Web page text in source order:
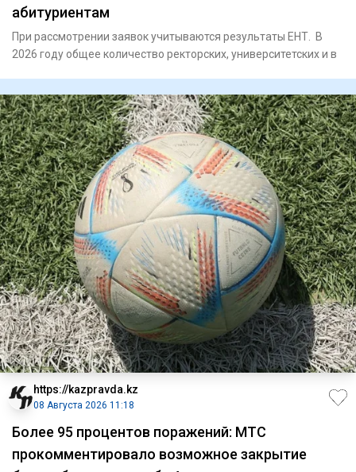
абитуриентам
При рассмотрении заявок учитываются результаты ЕНТ. В
2026 году общее количество ректорских, университетских и в
https://kazpravda.kz
08 Августа 2026 11:18
Более 95 процентов поражений: МТС
прокомментировало возможное закрытие